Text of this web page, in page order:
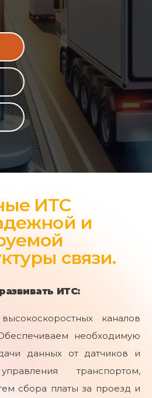
ИТС
и
связи.
ИТС:
каналов
необходимую
данных от датчиков и
транспортом,
сбора платы за проезд и